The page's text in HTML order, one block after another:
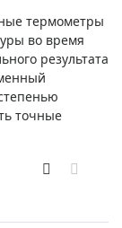
термометры
во время
результата
точные